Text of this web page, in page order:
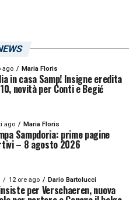
ago Maria Floris
in casa Samp! Insigne eredita
novità per Conti e Begić
ago Maria Floris
Sampdoria: prime pagine
– 8 agosto 2026
12 ore ago Dario Bartolucci
per Verschaeren, nuova